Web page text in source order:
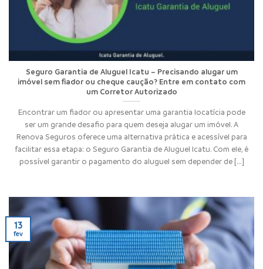
Seguro Garantia de Aluguel Icatu – Precisando alugar um
imóvel sem fiador ou cheque caução? Entre em contato com
um Corretor Autorizado
Encontrar um fiador ou apresentar uma garantia locatícia pode
ser um grande desafio para quem deseja alugar um imóvel. A
Renova Seguros oferece uma alternativa prática e acessível para
facilitar essa etapa: o Seguro Garantia de Aluguel Icatu. Com ele, é
possível garantir o pagamento do aluguel sem depender de [...]
13
fev